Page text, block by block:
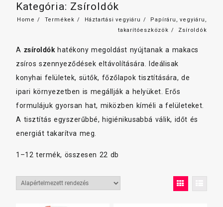
Kategória: Zsíroldók
Home Termékek Háztartási vegyiáru
Papíráru, vegyiáru,
takarítóeszközök
Zsíroldók
A zsíroldók hatékony megoldást nyújtanak a makacs
zsíros szennyeződések eltávolítására. Ideálisak
konyhai felületek, sütők, főzőlapok tisztítására, de
ipari környezetben is megállják a helyüket. Erős
formulájuk gyorsan hat, miközben kíméli a felületeket.
A tisztítás egyszerűbbé, higiénikusabbá válik, időt és
energiát takarítva meg.
1–12 termék, összesen 22 db